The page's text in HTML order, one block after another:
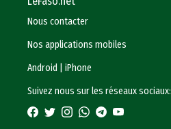
Nous contacter
Nos applications mobiles
Android
|iPhone
Suivez nous sur les réseaux sociaux: